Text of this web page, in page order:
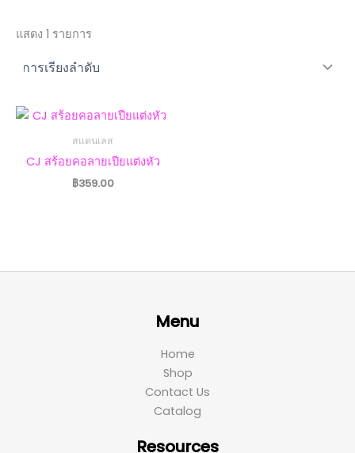
แสดง 1 รายการ
สแตนเลส
CJ สร้อยคอลายเปียแต่งหัว
฿359.00
Menu
Home
Shop
Contact Us
Catalog
Resources